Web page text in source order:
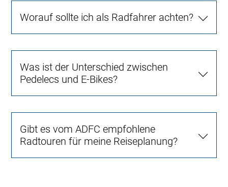
Worauf sollte ich als Radfahrer achten?
Was ist der Unterschied zwischen
Pedelecs und E-Bikes?
Gibt es vom ADFC empfohlene
Radtouren für meine Reiseplanung?